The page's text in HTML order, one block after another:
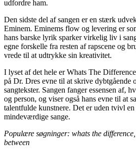
udfordre ham.
Den sidste del af sangen er en stærk
Eminem. Eminems flow og levering er
hans barske lyrik sparker virkelig liv i
egne forskelle fra resten af ​​rapscene og
vrede til at udtrykke sin kreativitet.
I lyset af det hele er Whats The
på Dr. Dres evne til at skrive dybtgående
sangtekster. Sangen fanger essensen af,
og person, og viser også hans evne til at
talentfulde kunstnere. Det er uden tvivl en
mindeværdige sange.
Populære søgninger: whats the
between